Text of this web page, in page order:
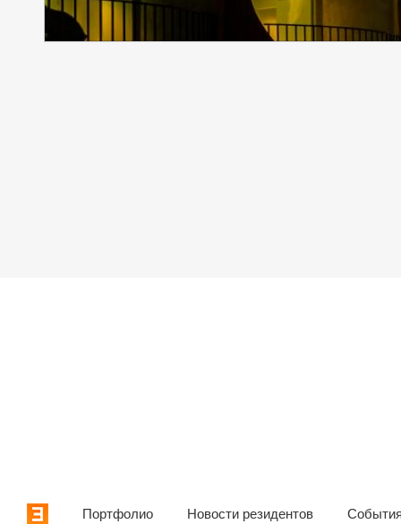
Портфолио Новости резидентов